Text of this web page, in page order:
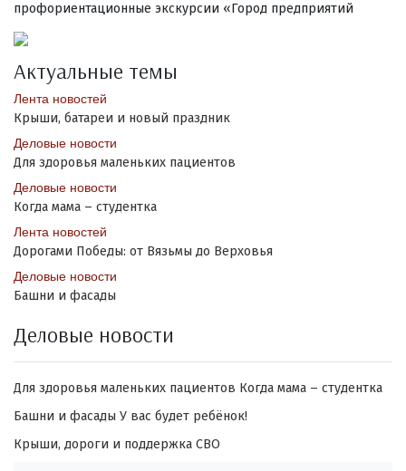
профориентационные экскурсии «Город предприятий
Актуальные темы
Лента новостей
Крыши, батареи и новый праздник
Деловые новости
Для здоровья маленьких пациентов
Деловые новости
Когда мама – студентка
Лента новостей
Дорогами Победы: от Вязьмы до Верховья
Деловые новости
Башни и фасады
Деловые новости
Для здоровья маленьких пациентов Когда мама – студентка
Башни и фасады У вас будет ребёнок!
Крыши, дороги и поддержка СВО